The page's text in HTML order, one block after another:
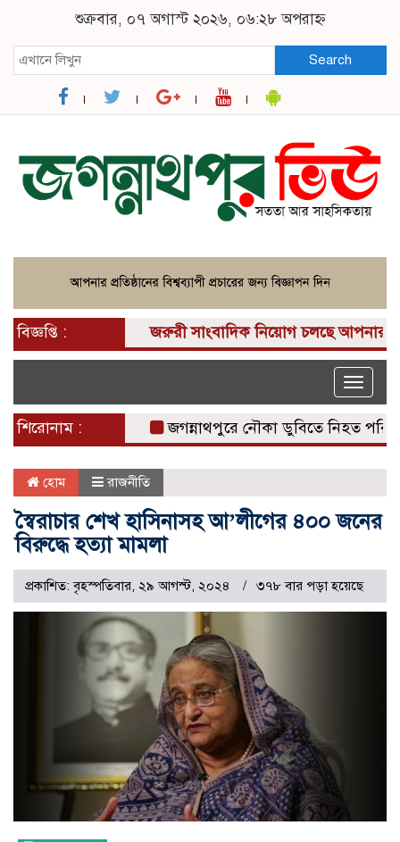
শুক্রবার, ০৭ অগাস্ট ২০২৬, ০৬:২৮ অপরাহ্ন
Search
বিজ্ঞপ্তি : জরুরী সাংবাদিক নিয়োগ চলছে আপনার কাছে
Toggle
শিরোনাম : জগন্নাথপুরে নৌকা ডুবিতে নিহত
হোম রাজনীতি
স্বৈরাচার শেখ হাসিনাসহ আ’লীগের ৪০০ জনের
বিরুদ্ধে হত্যা মামলা
প্রকাশিত: বৃহস্পতিবার, ২৯ আগস্ট, ২০২৪ ৩৭৮ বার পড়া হয়েছে